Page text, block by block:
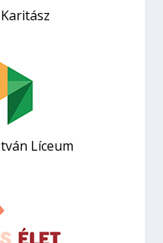
Líceum